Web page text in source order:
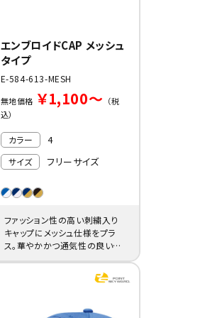
エンブロイドCAP メッシュ
タイプ
E-584-613-MESH
無地価格 ￥1,100～ （税
込）
カラー 4
サイズ フリーサイズ
ファッション性の高い刺繍入り
キャップにメッシュ仕様をプラ
ス。華やかかつ通気性の良いダ